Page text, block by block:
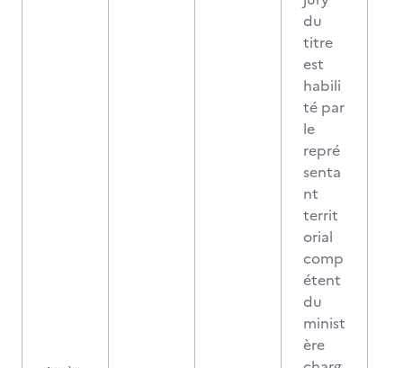
du
titre
est
habili
té par
le
repré
senta
nt
territ
orial
comp
étent
du
minist
ère